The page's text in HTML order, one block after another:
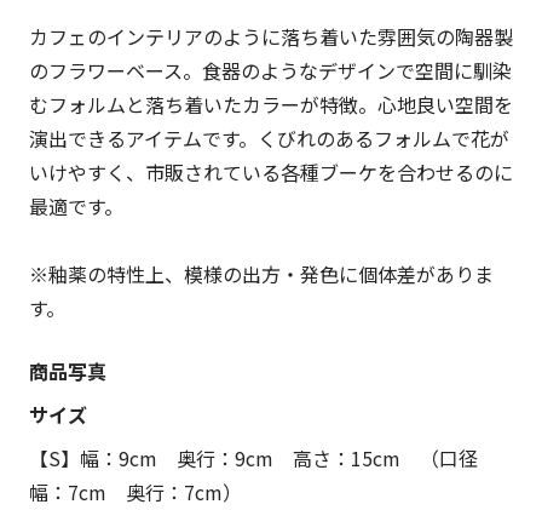
カフェのインテリアのように落ち着いた雰囲気の陶器製
のフラワーベース。食器のようなデザインで空間に馴染
むフォルムと落ち着いたカラーが特徴。心地良い空間を
演出できるアイテムです。くびれのあるフォルムで花が
いけやすく、市販されている各種ブーケを合わせるのに
最適です。
※釉薬の特性上、模様の出方・発色に個体差がありま
す。
商品写真
サイズ
【S】幅：9cm 奥行：9cm 高さ：15cm （口径
幅：7cm 奥行：7cm）